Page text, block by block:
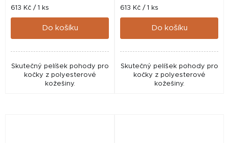
Měrná
cena:
613 Kč / 1 ks
Do košíku
Skutečný pelíšek pohody pro
kočky z polyesterové
kožešiny.
Měrná
cena:
613 Kč / 1 ks
Do košíku
Skutečný pelíšek pohody pro
kočky z polyesterové
kožešiny.